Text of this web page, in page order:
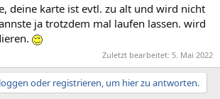
deine karte ist evtl. zu alt und wird nicht
ja trotzdem mal laufen lassen. wird
Zuletzt bearbeitet: 5. Mai 2022
oder registrieren, um hier zu antworten.